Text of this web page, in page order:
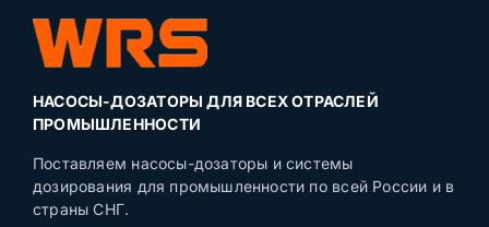
НАСОСЫ-ДОЗАТОРЫ ДЛЯ ВСЕХ ОТРАСЛЕЙ
ПРОМЫШЛЕННОСТИ
Поставляем насосы-дозаторы и системы
дозирования для промышленности по всей России и в
страны СНГ.